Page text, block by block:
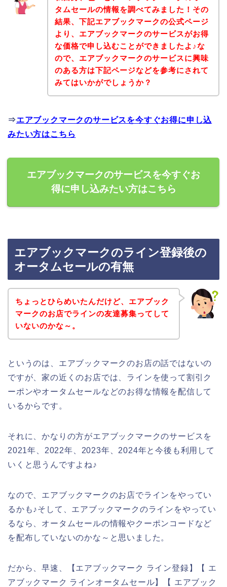
タムセールの情報を調べてみました！その
結果、下記エアブックマークの公式ページ
より、エアブックマークのサービスがお得
な価格で申し込むことができましたよ♪な
ので、エアブックマークのサービスに興味
のある方は下記ページなどを参考にされて
みてはいかがでしょうか？
⇒エアブックマークのサービスを今すぐお得に申し込
みたい方はこちら
エアブックマークのサービスを今すぐお
得に申し込みたい方はこちら
エアブックマークのライン登録後の
オータムセールの有無
ちょっとひらめいたんだけど、エアブック
マークのお店でラインの友達募集ってして
いないのかな～。
というのは、エアブックマークのお店の話ではないの
ですが、家の近くのお店では、ラインを使って割引ク
ーポンやオータムセールなどのお得な情報を配信して
いるからです。
それに、かなりの方がエアブックマークのサービスを
2021年、2022年、2023年、2024年と今後も利用して
いくと思うんですよね♪
なので、エアブックマークのお店でラインをやってい
るかも♪そして、エアブックマークのラインをやってい
るなら、オータムセールの情報やクーポンコードなど
を配布していないのかな～と思いました。
だから、早速、【エアブックマーク ライン登録】【 エ
アブックマーク ラインオータムセール】【 エアブック